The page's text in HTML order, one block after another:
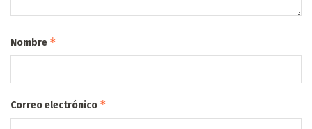
Nombre *
Correo electrónico *